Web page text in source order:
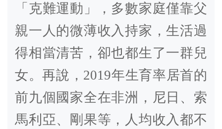
「克難運動」，多數家庭僅靠父
親一人的微薄收入持家，生活過
得相當清苦，卻也都生了一群兒
女。再說， 2019年生育率居首的
前九個國家全在非洲，尼日、索
馬利亞、剛果等，人均收入都不